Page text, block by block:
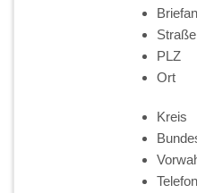
Straße
PLZ
Ort
Kreis
Telefon